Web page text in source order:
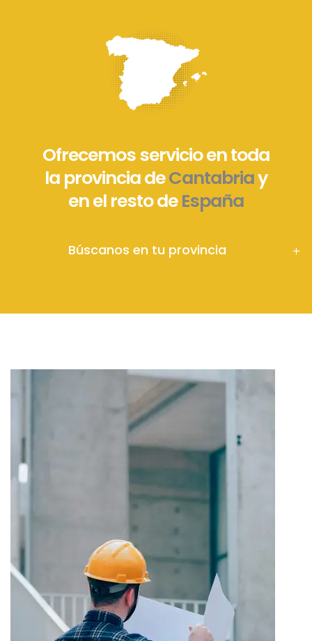
Ofrecemos servicio en toda
la provincia deCantabriay
en el resto deEspaña
Búscanos en tu provincia